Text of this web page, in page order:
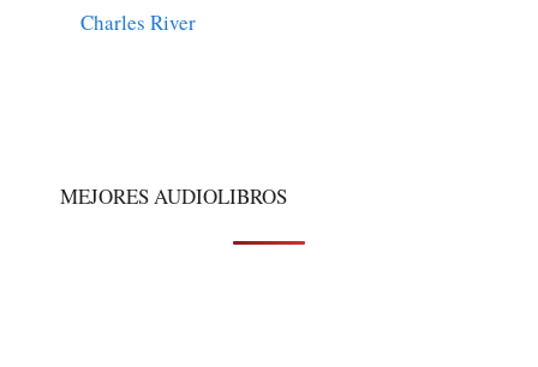
Charles River
MEJORES AUDIOLIBROS